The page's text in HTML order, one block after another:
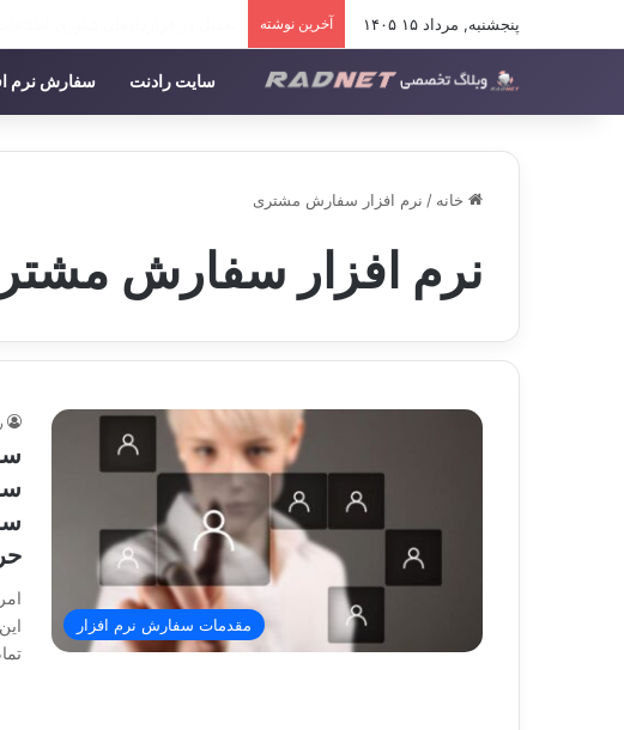
پنجشنبه, مرداد ۱۵ ۱۴۰۵ آخرین نوشته
سایت رادنت سفارش نرم
خانه / نرم افزار سفارش مشتری
نرم افزار سفارش
مقدمات سفارش نرم افزار